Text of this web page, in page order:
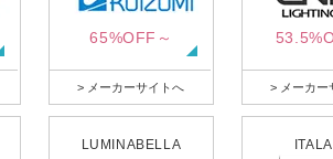
65%OFF～
> メーカーサイトへ > メーカー
LUMINABELLA